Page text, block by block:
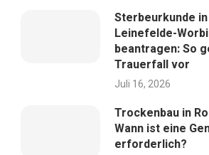
Sterbeurkunde in
Leinefelde-
beantragen: So
Trauerfall vor
Juli 16, 2026
Trockenbau in
Wann ist eine
erforderlich?